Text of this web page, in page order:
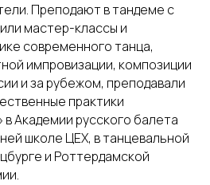
Преподают в тандеме с
мастер-классы и
современного танца,
импровизации, композиции
и за рубежом, преподавали
практики
Академии русского балета
школе ЦЕХ, в танцевальной
и Роттердамской